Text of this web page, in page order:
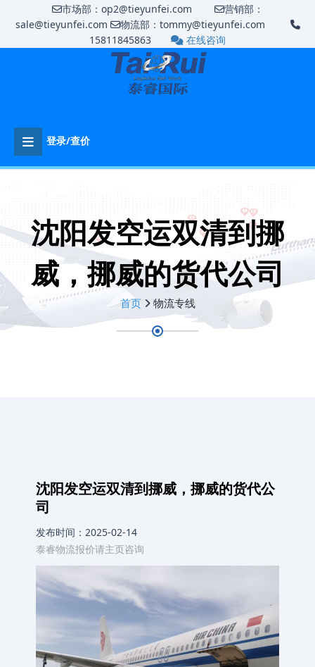
市场部：op2@tieyunfei.com
营销部：
sale@tieyunfei.com
物流部：tommy@tieyunfei.com
15811845863
在线咨询
登录/查价
沈阳发空运双清到挪
威，挪威的货代公司
首页 物流专线
沈阳发空运双清到挪威，挪威的货代公
司
发布时间：2025-02-14
泰睿物流报价请主页咨询